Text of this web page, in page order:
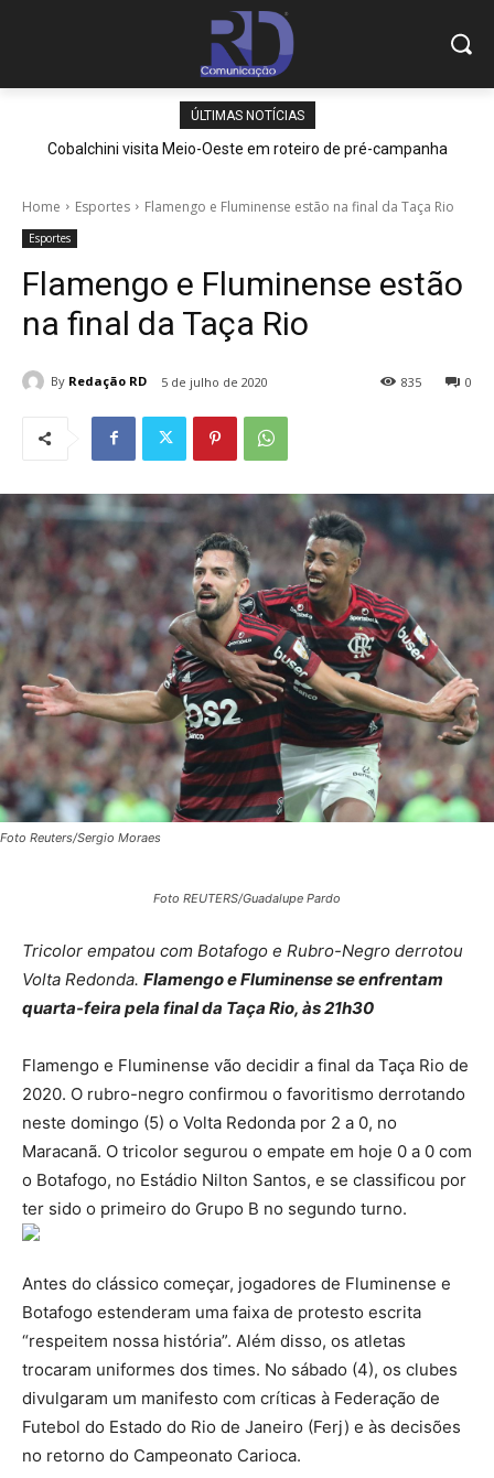
ÚLTIMAS NOTÍCIAS
Cobalchini visita Meio-Oeste em roteiro de pré-campanha
Home Esportes Flamengo e Fluminense estão na final da Taça Rio
Esportes
Flamengo e Fluminense estão
na final da Taça Rio
By Redação RD 5 de julho de 2020 0
835
Foto Reuters/Sergio Moraes
Foto REUTERS/Guadalupe Pardo
Tricolor empatou com Botafogo e Rubro-Negro derrotou
Volta Redonda. Flamengo e Fluminense se enfrentam
quarta-feira pela final da Taça Rio, às 21h30
Flamengo e Fluminense vão decidir a final da Taça Rio de
2020. O rubro-negro confirmou o favoritismo derrotando
neste domingo (5) o Volta Redonda por 2 a 0, no
Maracanã. O tricolor segurou o empate em hoje 0 a 0 com
o Botafogo, no Estádio Nilton Santos, e se classificou por
ter sido o primeiro do Grupo B no segundo turno.
Antes do clássico começar, jogadores de Fluminense e
Botafogo estenderam uma faixa de protesto escrita
“respeitem nossa história”. Além disso, os atletas
trocaram uniformes dos times. No sábado (4), os clubes
divulgaram um manifesto com críticas à Federação de
Futebol do Estado do Rio de Janeiro (Ferj) e às decisões
no retorno do Campeonato Carioca.